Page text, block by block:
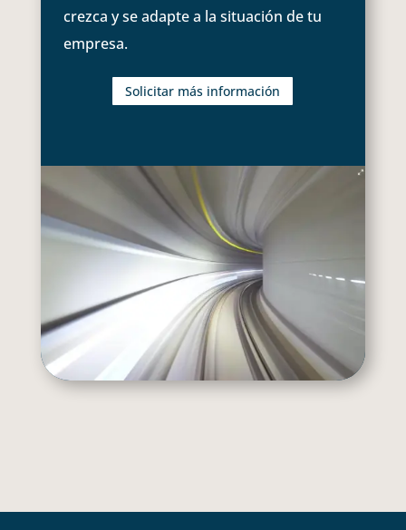
crezca y se adapte a la situación de tu
empresa.
Solicitar más información